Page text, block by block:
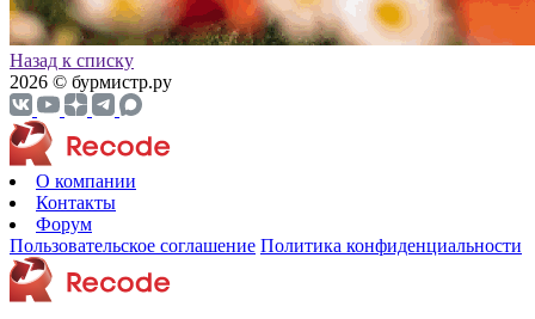
Назад к списку
2026 © бурмистр.ру
О компании
Контакты
Форум
Пользовательское соглашение Политика конфиденциальности